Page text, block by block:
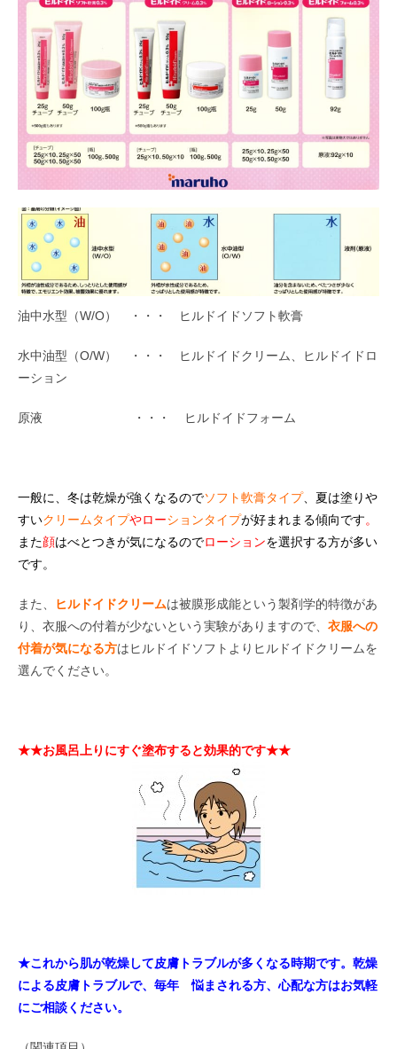
油中水型（W/O） ・・・ ヒルドイドソフト軟膏
水中油型（O/W） ・・・ ヒルドイドクリーム、ヒルドイドロ
ーション
原液 ・・・ ヒルドイドフォーム
一般に、冬は乾燥が強くなるのでソフト軟膏タイプ、夏は塗りや
すいクリームタイプやローションタイプが好まれまる傾向です。
また顔はべとつきが気になるのでローションを選択する方が多い
です。
また、 ヒルドイドクリームは被膜形成能という製剤学的特徴があ
り、衣服への付着が少ないという実験がありますので、 衣服への
付着が気になる方はヒルドイドソフトよりヒルドイドクリームを
選んでください。
★★お風呂上りにすぐ塗布すると効果的です★★
★これから肌が乾燥して皮膚トラブルが多くなる時期です。乾燥
による皮膚トラブルで、毎年 悩まされる方、心配な方はお気軽
にご相談ください。